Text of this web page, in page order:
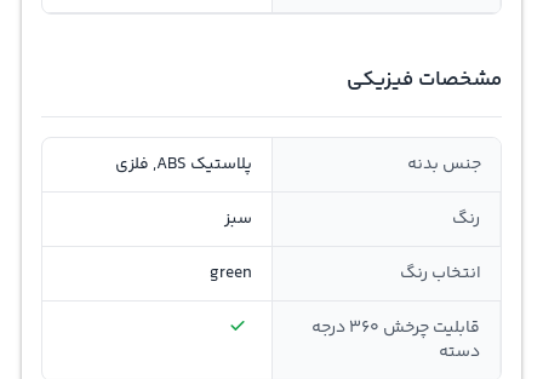
مشخصات فیزیکی
جنس بدنه پلاستیک ABS, فلزی
رنگ سبز
انتخاب رنگ green
قابلیت چرخش 360 درجه
دسته